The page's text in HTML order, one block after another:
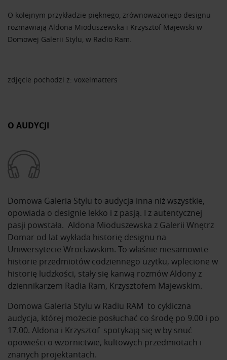
O kolejnym przykładzie pięknego, zrównoważonego designu
rozmawiają Aldona Mioduszewska i Krzysztof Majewski w
Domowej Galerii Stylu, w Radio Ram.
zdjęcie pochodzi z: voxelmatters
O AUDYCJI
Domowa Galeria Stylu to audycja inna niż wszystkie,
opowiada o designie lekko i z pasją. I z autentycznej
pasji powstała. Aldona Mioduszewska z Galerii Wnętrz
Domar od lat wykłada historię designu na
Uniwersytecie Wrocławskim. To właśnie niesamowite
historie przedmiotów codziennego użytku, wplecione w
historię ludzkości, stały się kanwą rozmów Aldony z
dziennikarzem Radia Ram, Krzysztofem Majewskim.
Domowa Galeria Stylu w Radiu RAM to cykliczna
audycja, której możecie posłuchać co środę po 9.00 i po
17.00. Aldona i Krzysztof spotykają się w by snuć
opowieści o wzornictwie, kultowych przedmiotach i
znanych projektantach.